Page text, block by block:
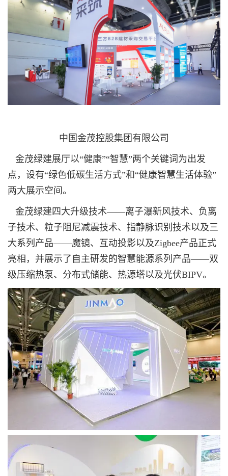
中国金茂控股集团有限公司
金茂绿建展厅以“健康”“智慧”两个关键词为出发
点，设有“绿色低碳生活方式”和“健康智慧生活体验”
两大展示空间。
金茂绿建四大升级技术——离子瀑新风技术、负离
子技术、粒子阻尼减震技术、指静脉识别技术以及三
大系列产品——魔镜、互动投影以及Zigbee产品正式
亮相，并展示了自主研发的智慧能源系列产品——双
级压缩热泵、分布式储能、热源塔以及光伏BIPV。